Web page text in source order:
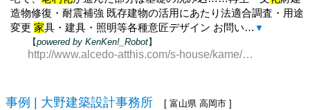
造物修復・耐震補強 既存建物の活用にあたり法適合調査・用途
変更家具・建具・照明等各種意匠デザイン お問い… ▼
【powered by KenKen!_Robot】
http://www.alcedo-atthis.com/s-house/kame/kame.html
事例 | 大野建築設計事務所 [ 富山県 高岡市 ]